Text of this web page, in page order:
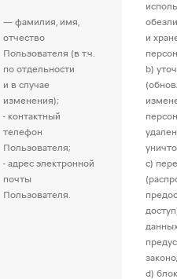
— фамилия, имя,
отчество
Пользователя (в т.ч.
по отдельности
и в случае
изменения);
- контактный
телефон
Пользователя;
- адрес электронной
почты
Пользователя.
и
b)
c)
d)